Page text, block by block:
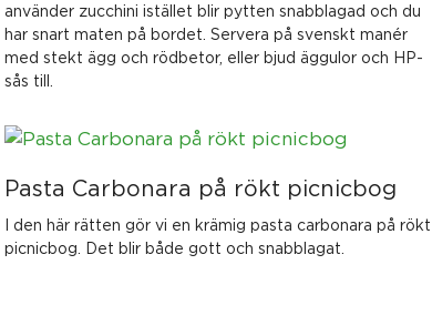
använder zucchini istället blir pytten snabblagad och du
har snart maten på bordet. Servera på svenskt manér
med stekt ägg och rödbetor, eller bjud äggulor och HP-
sås till.
Pasta Carbonara på rökt picnicbog
I den här rätten gör vi en krämig pasta carbonara på rökt
picnicbog. Det blir både gott och snabblagat.